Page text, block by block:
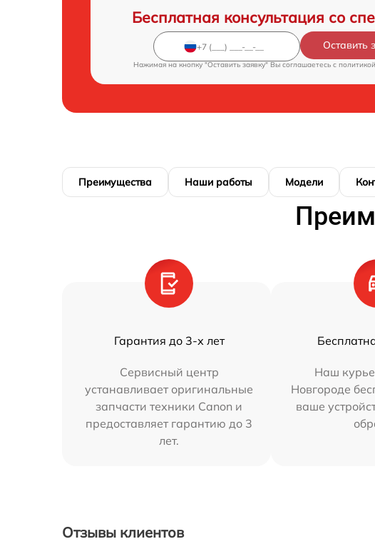
Бесплатная консультация со
Оставить
Нажимая на кнопку "Оставить заявку" Вы соглашаетесь c
Преимущества Наши работы Модели
Гарантия до 3-х лет
Сервисный центр
устанавливает оригинальные
запчасти техники Canon и
предоставляет гарантию до 3
лет.
Наш
Новгороде
ваше
Отзывы клиентов